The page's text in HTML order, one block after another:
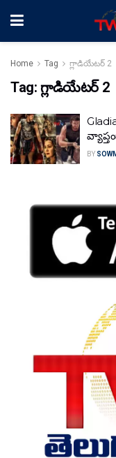
Home Tag గ్లాడియేటర్ 2
Tag: గ్లాడియేటర్ 2
BY